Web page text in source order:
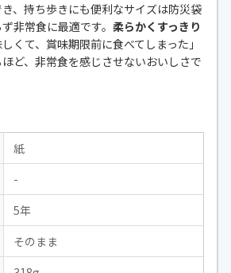
、持ち歩きにも便利なサイズは防災袋
非常食に最適です。 柔らかくすっきり
くて、賞味期限前に食べてしまった」
ど、非常食を感じさせないおいしさで
紙
-
5年
そのまま